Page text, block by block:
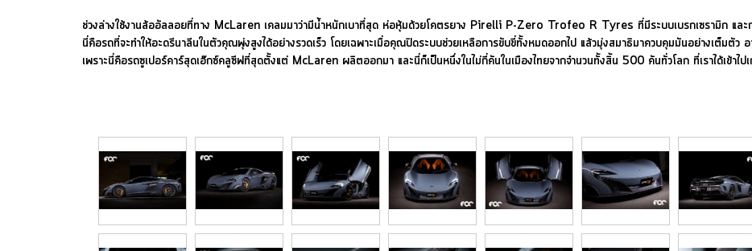
ช่วงล่างใช้งานล้ออัลลอยที่ทาง McLaren เคลมมาว่ามีน้ำหนักเบาที่สุด ห่อหุ้มด้วยโคตรยาง Pirelli P-Zero Trofeo R Tyres ที่มีระบบเบรกเซรามิก และ
นี่คือรถที่จะทำให้อะดรีนาลีนในตัวคุณพุ่งสูงได้อย่างรวดเร็ว โดยเฉพาะเมื่อคุณปิดระบบช่วยเหลือการขับขี่ทั้งหมดออกไป แล้วมุ่งสมาธิมาควบคุมมันอย่างเต็มตัว
เพราะนี่คือรถซูเปอร์คาร์สุดเอ๊กซ์คลูซีฟที่สุดตั้งแต่ McLaren ผลิตออกมา และนี่ก็เป็นหนึ่งในไม่กี่คันในเมืองไทยจากจำนวนทั้งสิ้น 500 คันทั่วโลก ที่เราได้เข้า